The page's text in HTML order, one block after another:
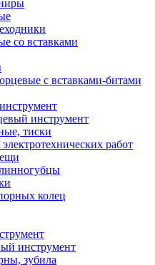
со вставками
с вставками-битами
инструмент
тиски
работ
колец
инструмент
зубила